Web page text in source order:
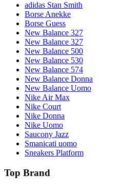
adidas Stan Smith
Borse Anekke
Borse Guess
New Balance 327
New Balance 327
New Balance 500
New Balance 530
New Balance 574
New Balance Donna
New Balance Uomo
Nike Air Max
Nike Court
Nike Donna
Nike Uomo
Saucony Jazz
Smanicati uomo
Sneakers Platform
Top Brand